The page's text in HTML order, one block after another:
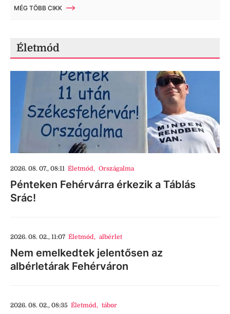
MÉG TÖBB CIKK
Életmód
2026. 08. 07., 08:11 Életmód, Országalma
Pénteken Fehérvárra érkezik a Táblás
Srác!
2026. 08. 02., 11:07 Életmód, albérlet
Nem emelkedtek jelentősen az
albérletárak Fehérváron
2026. 08. 02., 08:35 Életmód, tábor